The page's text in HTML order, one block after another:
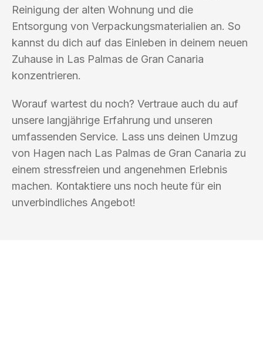
Reinigung der alten Wohnung und die
Entsorgung von Verpackungsmaterialien an. So
kannst du dich auf das Einleben in deinem neuen
Zuhause in Las Palmas de Gran Canaria
konzentrieren.
Worauf wartest du noch? Vertraue auch du auf
unsere langjährige Erfahrung und unseren
umfassenden Service. Lass uns deinen Umzug
von Hagen nach Las Palmas de Gran Canaria zu
einem stressfreien und angenehmen Erlebnis
machen. Kontaktiere uns noch heute für ein
unverbindliches Angebot!